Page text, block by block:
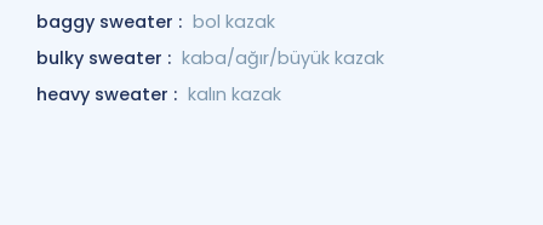
baggy sweater : bol kazak
bulky sweater : kaba/ağır/büyük kazak
heavy sweater : kalın kazak